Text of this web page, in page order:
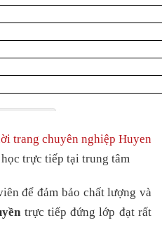
trang chuyên nghiệp Huyen
trực tiếp tại trung tâm
để đảm bảo chất lượng và
trực tiếp đứng lớp đạt rất